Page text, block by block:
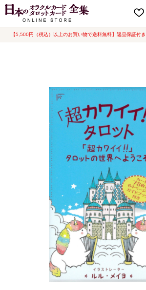
【5,500円（税込）以上のお買い物で送料無料】返品保証付
ナ
コ
オラクルカード
カード関連グッズ
ホーム タロットカード キュート・ポップ
「
（2023年8月発売）